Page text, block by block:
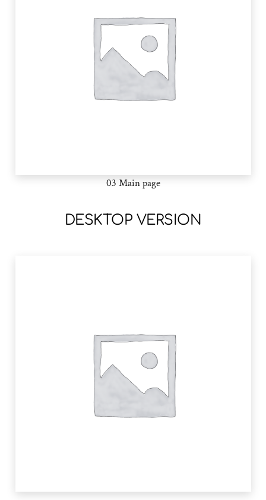
03 Main page
DESKTOP VERSION